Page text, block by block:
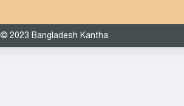
2023 Bangladesh Kantha